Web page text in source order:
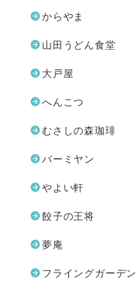
からやま
山田うどん食堂
大戸屋
へんこつ
むさしの森珈琲
バーミヤン
やよい軒
餃子の王将
夢庵
フライングガーデン